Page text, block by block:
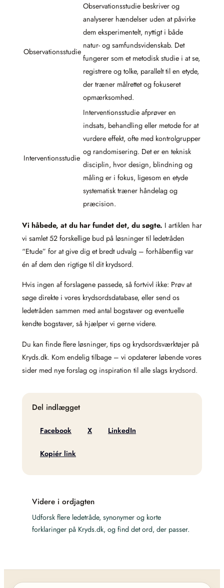
Observationsstudie
Observationsstudie beskriver og
analyserer hændelser uden at påvirke
dem eksperimentelt, nyttigt i både
natur- og samfundsvidenskab. Det
fungerer som et metodisk studie i at se,
registrere og tolke, parallelt til en etyde,
der træner målrettet og fokuseret
opmærksomhed.
Interventionsstudie
Interventionsstudie afprøver en
indsats, behandling eller metode for at
vurdere effekt, ofte med kontrolgrupper
og randomisering. Det er en teknisk
disciplin, hvor design, blindning og
måling er i fokus, ligesom en etyde
systematisk træner håndelag og
præcision.
Vi håbede, at du har fundet det, du søgte. I artiklen har
vi samlet 52 forskellige bud på løsninger til ledetråden
“Etude” for at give dig et bredt udvalg – forhåbentlig var
én af dem den rigtige til dit krydsord.
Hvis ingen af forslagene passede, så fortvivl ikke: Prøv at
søge direkte i vores krydsordsdatabase, eller send os
ledetråden sammen med antal bogstaver og eventuelle
kendte bogstaver, så hjælper vi gerne videre.
Du kan finde flere løsninger, tips og krydsordsværktøjer på
Kryds.dk. Kom endelig tilbage – vi opdaterer løbende vores
sider med nye forslag og inspiration til alle slags krydsord.
Del indlægget
Facebook X LinkedIn
Kopiér link
Videre i ordjagten
Udforsk flere ledetråde, synonymer og korte
forklaringer på Kryds.dk, og find det ord, der passer.